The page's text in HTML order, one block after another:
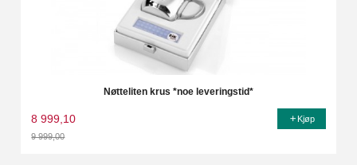
Nøtteliten krus *noe leveringstid*
8 999,10
9 999,00
Kjøp